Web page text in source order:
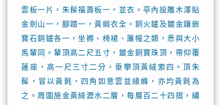
雲板一片，朱髹福壽板一，並衣。亭內設雕木渾貼
金劍山一，腳踏一，黃緞衣全。銅火鑪及鍍金鑲嵌
寶石銅鑪各一，坐褥、椅裙、簾幔之類，悉與大小
馬輦同。輦頂高二尺五寸，鍍金銅寶珠頂，帶仰覆
蓮座，高一尺三寸二分，垂攀頂黃絨索四。頂朱
髹，冒以黃氈，四角如意雲並緣縧，亦均黃氈為
之。周圍施金黃綺瀝水二層，每層百二十四摺，繡